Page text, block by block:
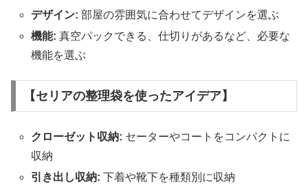
デザイン: 部屋の雰囲気に合わせてデザインを選ぶ
機能: 真空パックできる、仕切りがあるなど、必要な
機能を選ぶ
【セリアの整理袋を使ったアイデア】
クローゼット収納: セーターやコートをコンパクトに
収納
引き出し収納: 下着や靴下を種類別に収納